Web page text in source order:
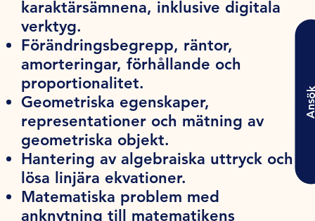
karaktärsämnena, inklusive digitala
verktyg.
Förändringsbegrepp, räntor,
amorteringar, förhållande och
proportionalitet.
Geometriska egenskaper,
representationer och mätning av
geometriska objekt.
Hantering av algebraiska uttryck och
lösa linjära ekvationer.
Matematiska problem med
anknytning till matematikens